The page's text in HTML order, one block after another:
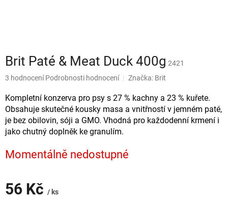
Brit Paté & Meat Duck 400g 2421
Průměrné
produktu
je
4,7
z
5
3 hodnocení Podrobnosti hodnocení Značka: Brit
Kompletní konzerva pro psy s 27 % kachny a 23 % kuřete.
Obsahuje skutečné kousky masa a vnitřností v jemném paté,
je bez obilovin, sóji a GMO. Vhodná pro každodenní krmení i
jako chutný doplněk ke granulím.
Momentálně nedostupné
56 Kč / ks